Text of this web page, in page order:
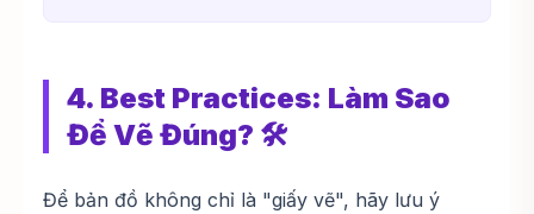
4. Best Practices: Làm Sao
Để Vẽ Đúng? 🛠️
Để bản đồ không chỉ là "giấy vẽ", hãy lưu ý